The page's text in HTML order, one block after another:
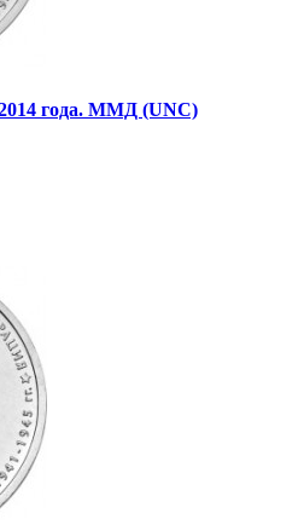
года. ММД (UNC)